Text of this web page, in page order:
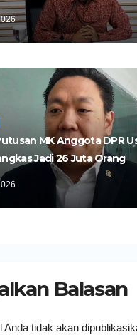
MK Anggota DPR
Jadi 26 Juta Orang
Balasan
Anda tidak akan